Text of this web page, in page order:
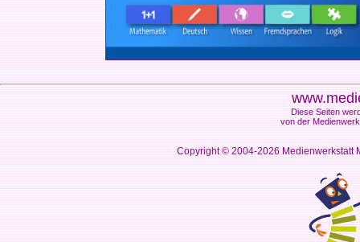
Diese Seiten
von der
Copyright © 2004-2026Medienwerkstatt